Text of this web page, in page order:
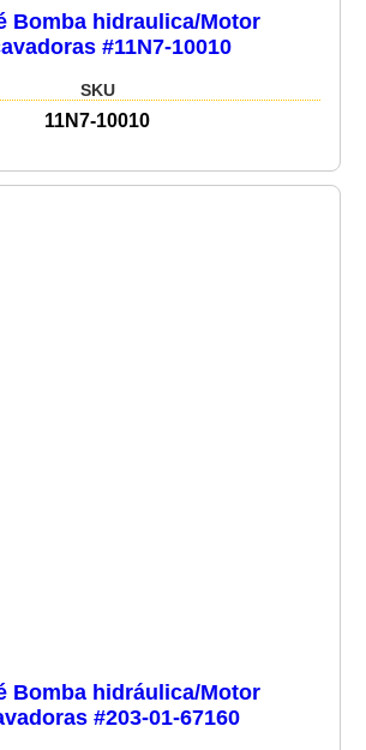
Bomba hidraulica/Motor
#11N7-10010
SKU
11N7-10010
Bomba hidráulica/Motor
#203-01-67160